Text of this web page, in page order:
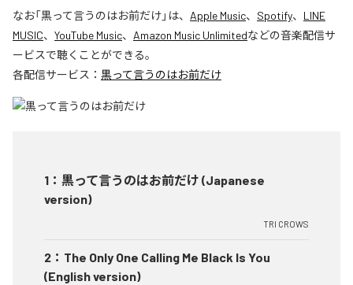
なお「黒って言うのはお前だけ」は、 Apple Music、 Spotify、 LINE
MUSIC、 YouTube Music、 Amazon Music Unlimitedなどの音楽配信サ
ービスで聴くことができる。
各配信サービス： 黒って言うのはお前だけ
1 ： 黒って言うのはお前だけ (Japanese
version)
TRI CROWS
2 ： The Only One Calling Me Black Is You
(English version)